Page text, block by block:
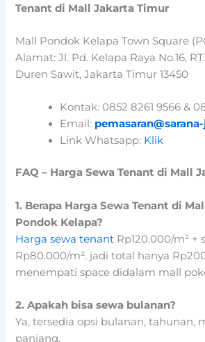
Tenant di Mall Jakarta Timur
Mall Pondok Kelapa Town Square
Alamat: Jl. Pd. Kelapa Raya No.16,
Duren Sawit, Jakarta Timur 13450
Kontak: 0852 8261 9566 &
Email:
Link Whatsapp: Klik
FAQ – Harga Sewa Tenant di Mall
1. Berapa Harga Sewa Tenant di
Pondok Kelapa?
Harga sewa tenant Rp120.000/m² +
Rp80.000/m². jadi total hanya
menempati space didalam mall
2. Apakah bisa sewa bulanan?
Ya, tersedia opsi bulanan, tahunan,
panjang.